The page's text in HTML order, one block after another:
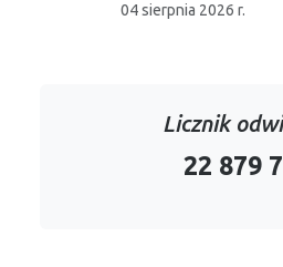
04 sierpnia 2026 r.
Licznik
22 879